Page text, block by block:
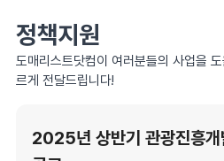
정책지원
도매리스트닷컴이 여러분들의 사업을
르게 전달드립니다!
2025년 상반기 관광진흥개